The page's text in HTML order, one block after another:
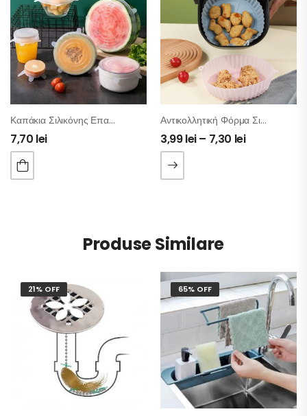
Καπάκια Σιλικόνης Επαναχρησιμοποιούμενα – Σετ 6 Τμχ
7,70 lei
Αντικολλητική Φόρμα Σιλικόνης Για Φριτέζα Αέρος
3,99lei– 7,30 lei
Produse Similare
21% OFF 65% OFF